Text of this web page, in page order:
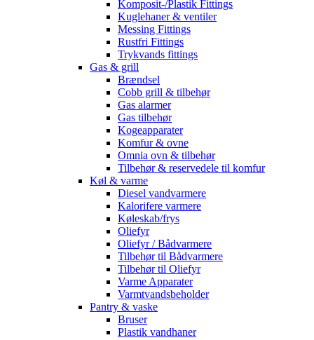
Komposit-/Plastik Fittings
Kuglehaner & ventiler
Messing Fittings
Rustfri Fittings
Trykvands fittings
Gas & grill
Brændsel
Cobb grill & tilbehør
Gas alarmer
Gas tilbehør
Kogeapparater
Komfur & ovne
Omnia ovn & tilbehør
Tilbehør & reservedele til komfur
Køl & varme
Diesel vandvarmere
Kalorifere varmere
Køleskab/frys
Oliefyr
Oliefyr / Bådvarmere
Tilbehør til Bådvarmere
Tilbehør til Oliefyr
Varme Apparater
Varmtvandsbeholder
Pantry & vaske
Bruser
Plastik vandhaner